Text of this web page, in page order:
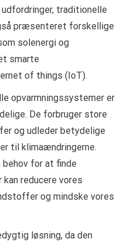
traditionelle
præsenteret forskellige
solenergi og
smarte
of things (IoT).
opvarmningssystemer er
De forbruger store
og udleder betydelige
til klimaændringerne.
for at finde
reducere vores
og mindske vores
løsning, da den